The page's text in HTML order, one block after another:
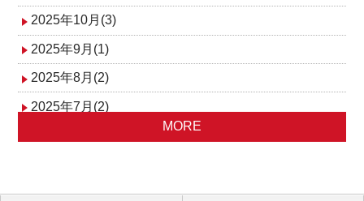
2025年10月(3)
2025年9月(1)
2025年8月(2)
2025年7月(2)
2025年3月(2)
MORE